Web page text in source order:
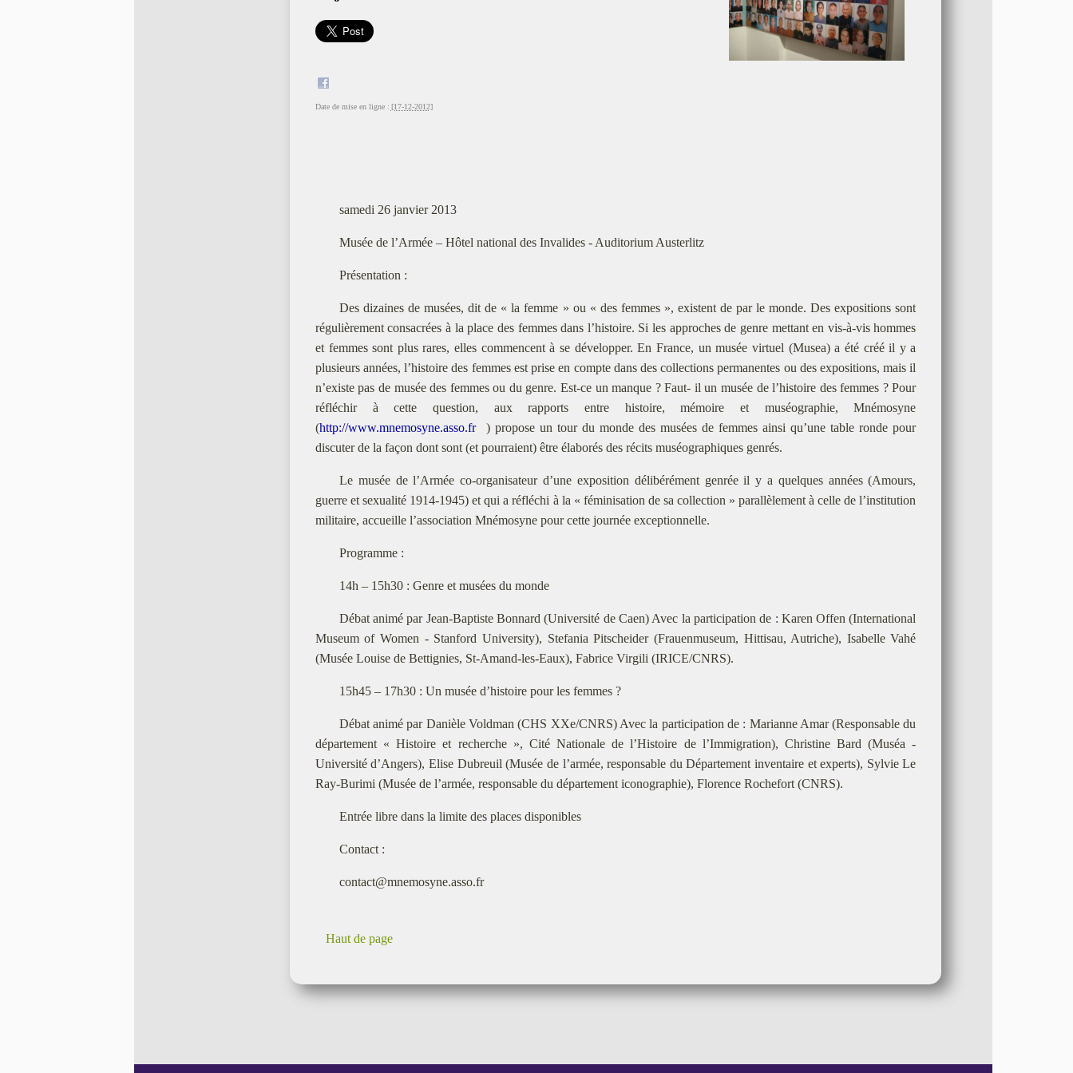
Date de mise en ligne : [17-12-2012]
samedi 26 janvier 2013
Musée de l’Armée – Hôtel national des Invalides - Auditorium Austerlitz
Présentation :
Des dizaines de musées, dit de « la femme » ou « des femmes », existent de par le monde. Des expositions sont
régulièrement consacrées à la place des femmes dans l’histoire. Si les approches de genre mettant en vis-à-vis hommes
et femmes sont plus rares, elles commencent à se développer. En France, un musée virtuel (Musea) a été créé il y a
plusieurs années, l’histoire des femmes est prise en compte dans des collections permanentes ou des expositions, mais il
n’existe pas de musée des femmes ou du genre. Est-ce un manque ? Faut- il un musée de l’histoire des femmes ? Pour
réfléchir à cette question, aux rapports entre histoire, mémoire et muséographie, Mnémosyne
(http://www.mnemosyne.asso.fr
) propose un tour du monde des musées de femmes ainsi qu’une table ronde pour
discuter de la façon dont sont (et pourraient) être élaborés des récits muséographiques genrés.
Le musée de l’Armée co-organisateur d’une exposition délibérément genrée il y a quelques années (Amours,
guerre et sexualité 1914-1945) et qui a réfléchi à la « féminisation de sa collection » parallèlement à celle de l’institution
militaire, accueille l’association Mnémosyne pour cette journée exceptionnelle.
Programme :
14h – 15h30 : Genre et musées du monde
Débat animé par Jean-Baptiste Bonnard (Université de Caen) Avec la participation de : Karen Offen (International
Museum of Women - Stanford University), Stefania Pitscheider (Frauenmuseum, Hittisau, Autriche), Isabelle Vahé
(Musée Louise de Bettignies, St-Amand-les-Eaux), Fabrice Virgili (IRICE/CNRS).
15h45 – 17h30 : Un musée d’histoire pour les femmes ?
Débat animé par Danièle Voldman (CHS XXe/CNRS) Avec la participation de : Marianne Amar (Responsable du
département « Histoire et recherche », Cité Nationale de l’Histoire de l’Immigration), Christine Bard (Muséa -
Université d’Angers), Elise Dubreuil (Musée de l’armée, responsable du Département inventaire et experts), Sylvie Le
Ray-Burimi (Musée de l’armée, responsable du département iconographie), Florence Rochefort (CNRS).
Entrée libre dans la limite des places disponibles
Contact :
contact@mnemosyne.asso.fr
Haut de page